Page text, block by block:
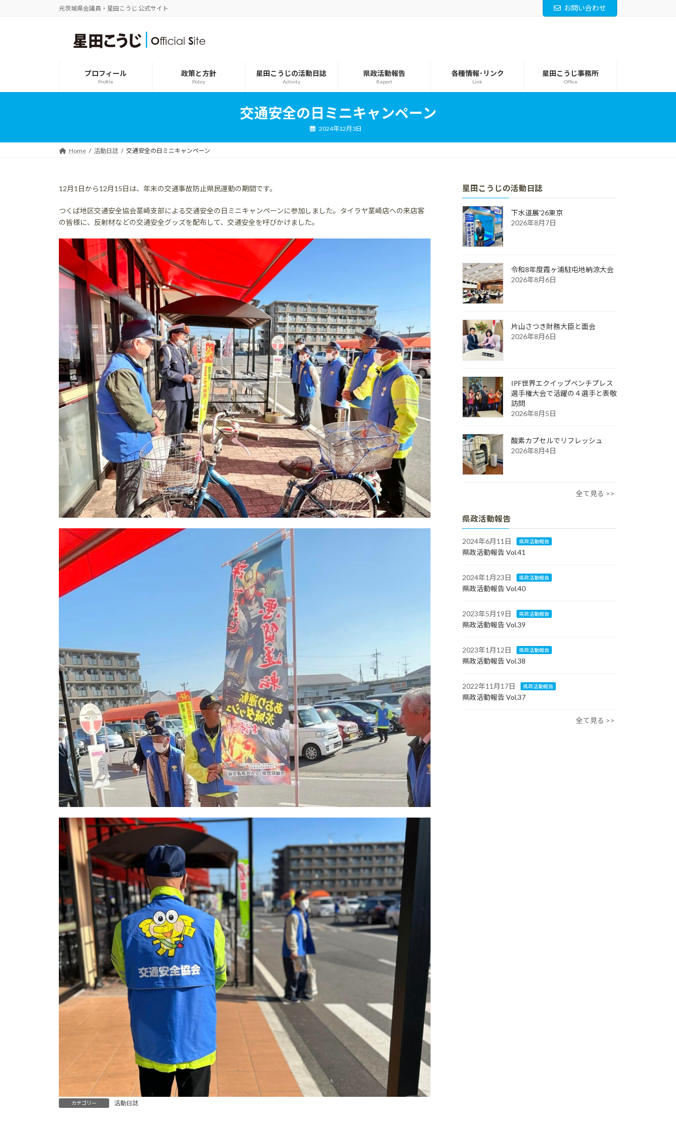
元茨城県会議員・星田こうじ 公式サイト お問い合わせ
プロフィール
Profile
政策と方針
Policy
星田こうじの活動日誌
Activity
県政活動報告
Report
各種情報･リンク
Link
星田こうじ事務所
Office
交通安全の日ミニキャンペーン
2024年12月3日
Home 活動日誌 交通安全の日ミニキャンペーン
12月1日から12月15日は、年末の交通事故防止県民運動の期間です。
つくば地区交通安全協会茎崎支部による交通安全の日ミニキャンペーンに参加しました。タイラヤ茎崎店への来店客
の皆様に、反射材などの交通安全グッズを配布して、交通安全を呼びかけました。
カテゴリー 活動日誌
星田こうじの活動日誌
下水道展'26東京
2026年8月7日
令和8年度霞ヶ浦駐屯地納涼大会
2026年8月6日
片山さつき財務大臣と面会
2026年8月6日
IPF世界エクイップベンチプレス
選手権大会で活躍の４選手と表敬
訪問
2026年8月5日
酸素カプセルでリフレッシュ
2026年8月4日
全て見る >>
県政活動報告
2024年6月11日 県政活動報告
県政活動報告 Vol.41
2024年1月23日 県政活動報告
県政活動報告 Vol.40
2023年5月19日 県政活動報告
県政活動報告 Vol.39
2023年1月12日 県政活動報告
県政活動報告 Vol.38
2022年11月17日 県政活動報告
県政活動報告 Vol.37
全て見る >>